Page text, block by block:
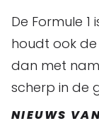
De Formule
houdt ook
dan met
scherp in de
NIEUWS